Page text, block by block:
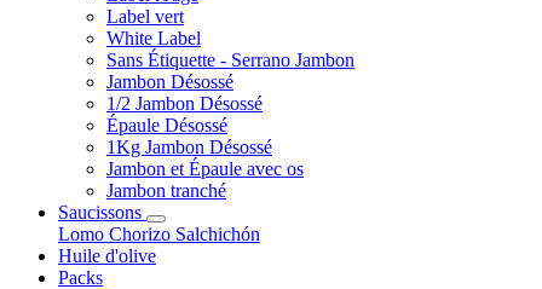
Label vert
White Label
Sans Étiquette - Serrano Jambon
Jambon Désossé
1/2 Jambon Désossé
Épaule Désossé
1Kg Jambon Désossé
Jambon et Épaule avec os
Jambon tranché
Saucissons
Lomo Chorizo Salchichón
Huile d'olive
Packs